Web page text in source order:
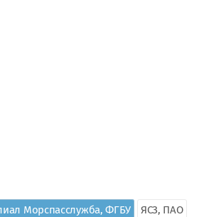
Морспасслужба, ФГБУ
ЯСЗ, ПАО